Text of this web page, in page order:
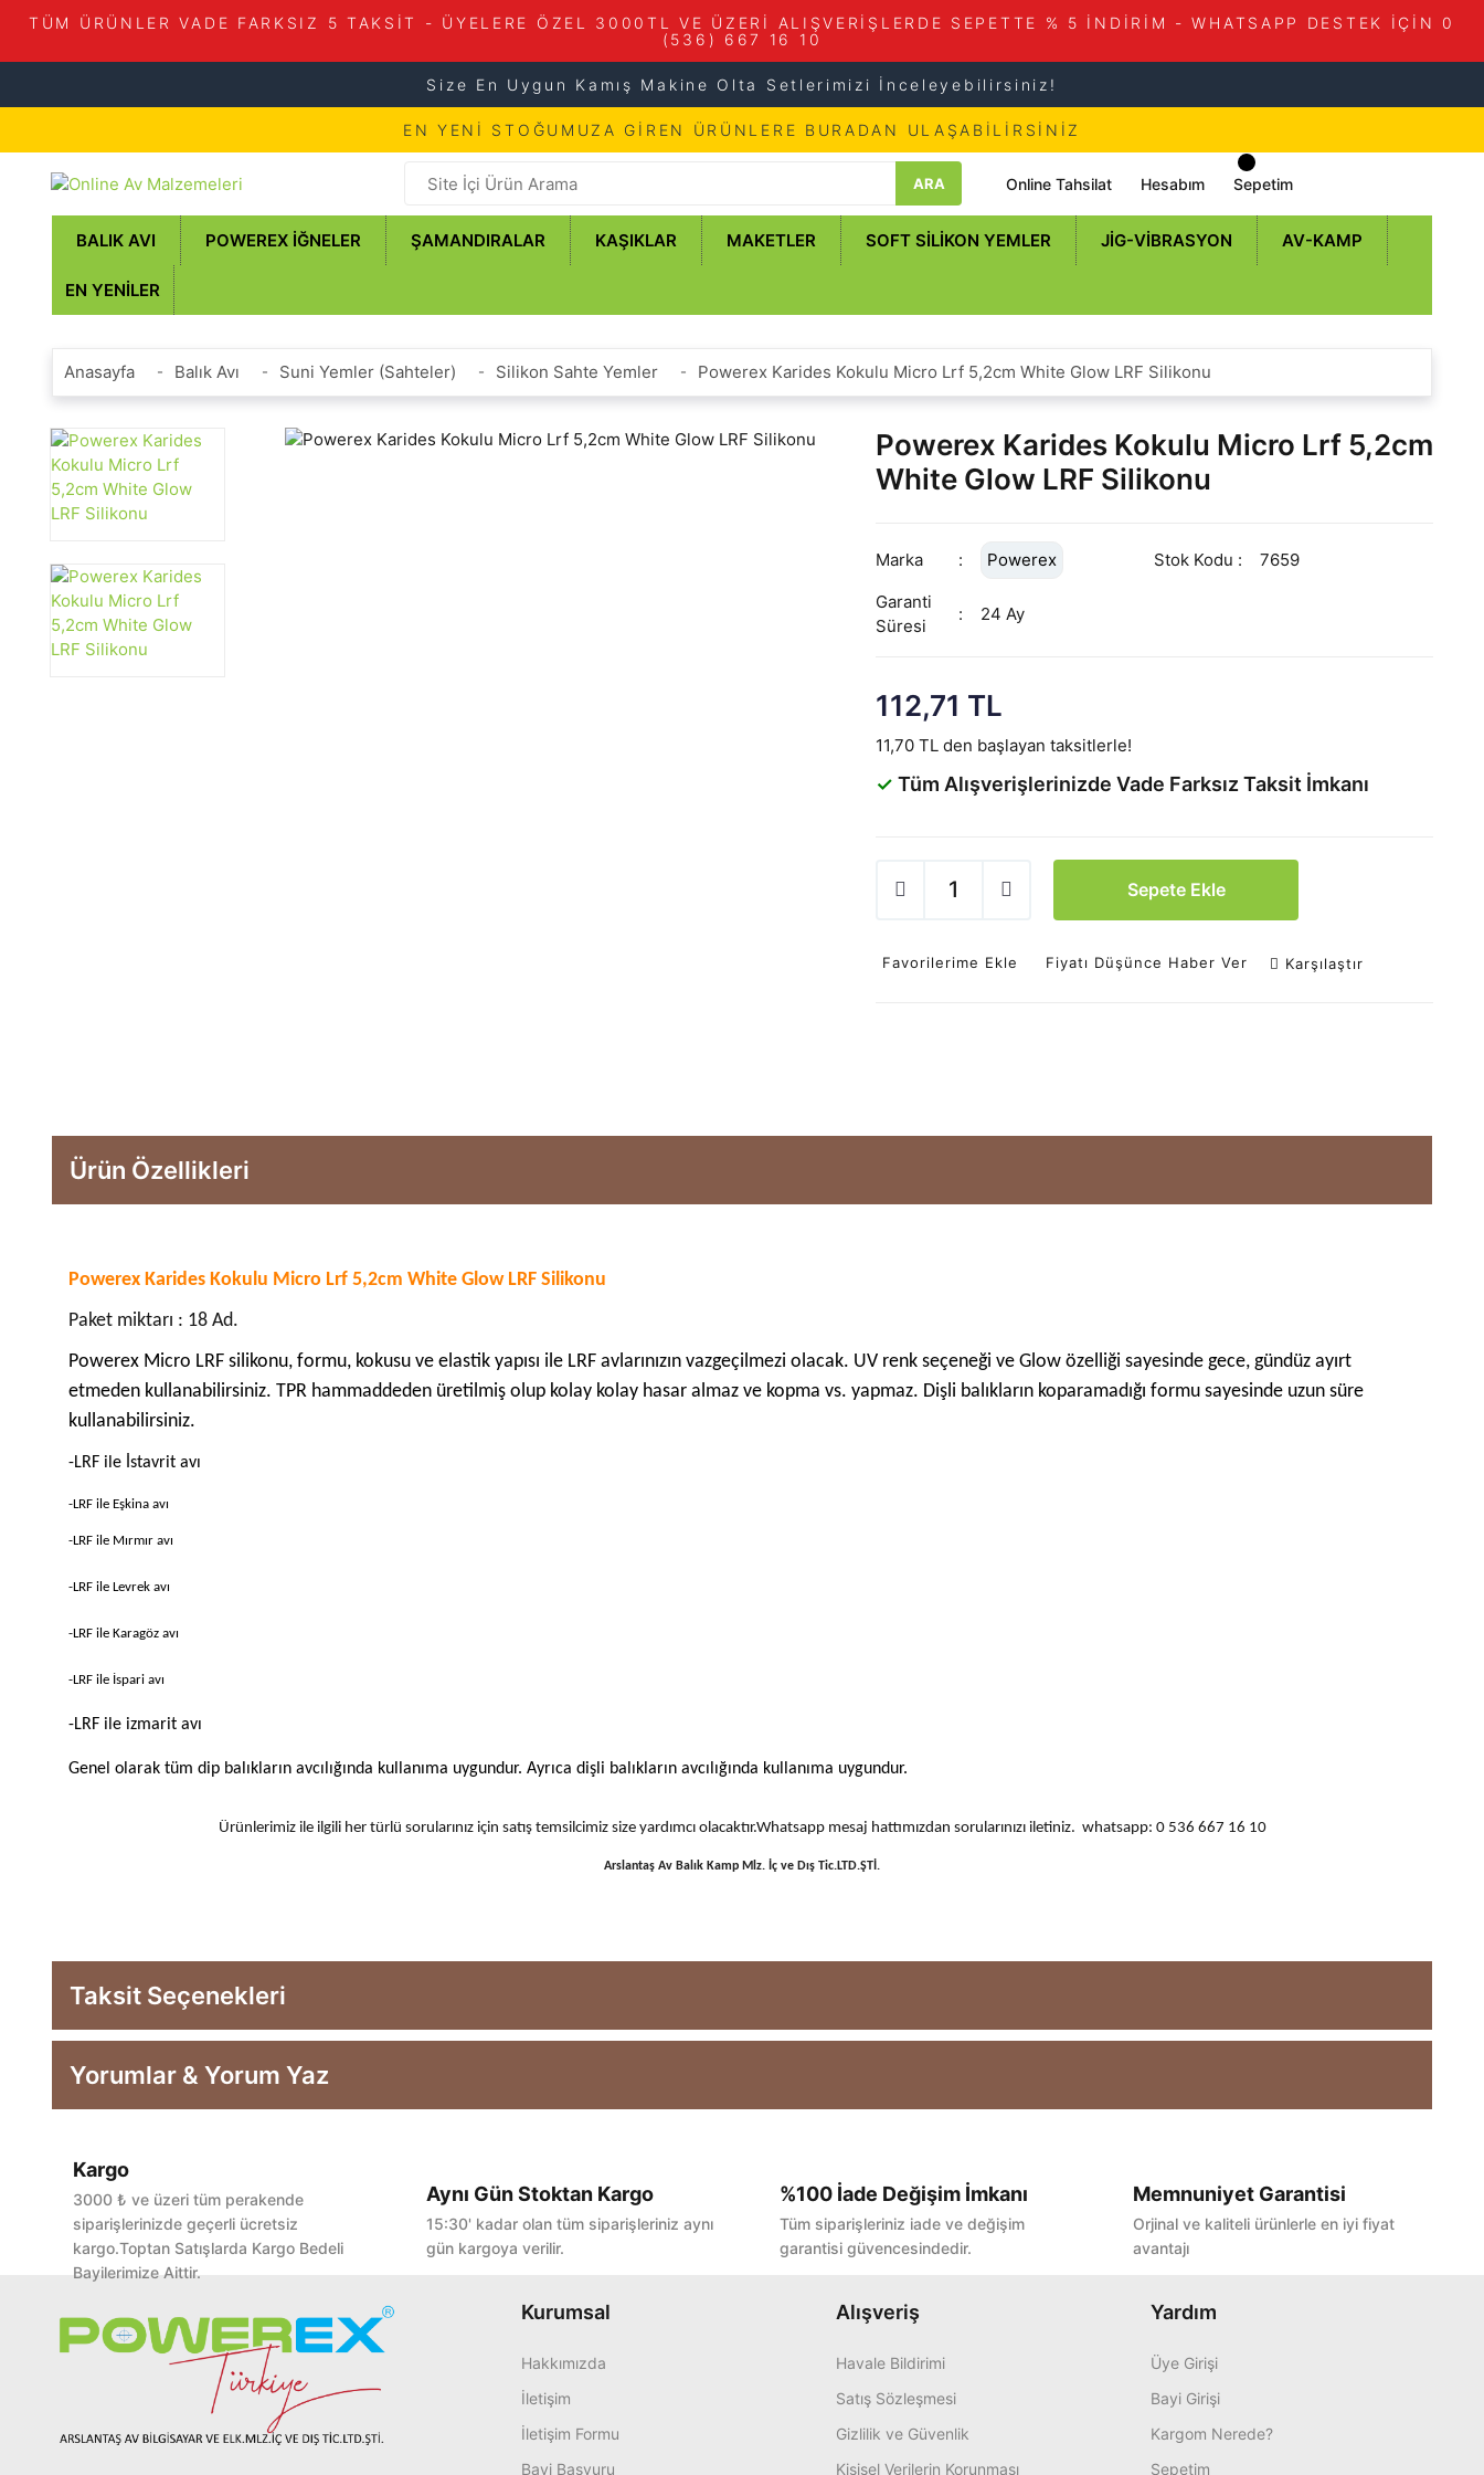
TÜM ÜRÜNLER VADE FARKSIZ 5 TAKSİT - ÜYELERE ÖZEL 3000TL VE ÜZERİ ALIŞVERİŞLERDE SEPETTE % 5 İNDİRİM - WHATSAPP DESTEK İÇİN 0
(536) 667 16 10
Size En Uygun Kamış Makine Olta Setlerimizi İnceleyebilirsiniz!
EN YENİ STOĞUMUZA GİREN ÜRÜNLERE BURADAN ULAŞABİLİRSİNİZ
ARA Online Tahsilat Hesabım Sepetim
BALIK AVI POWEREX İĞNELER ŞAMANDIRALAR KAŞIKLAR MAKETLER SOFT SILIKON YEMLER JIG-VIBRASYON AV-KAMP
EN YENILER
Anasayfa Balık Avı Suni Yemler (Sahteler) Silikon Sahte Yemler Powerex Karides Kokulu Micro Lrf 5,2cm White Glow LRF Silikonu
Powerex Karides Kokulu Micro Lrf 5,2cm
White Glow LRF Silikonu
Marka Powerex Stok Kodu
7659
Garanti
Süresi
24 Ay
112,71 TL
11,70 TL den başlayan taksitlerle!
✓ Tüm Alışverişlerinizde Vade Farksız Taksit İmkanı
Sepete Ekle
Favorilerime Ekle Fiyatı Düşünce Haber Ver Karşılaştır
Ürün Özellikleri
Powerex Karides Kokulu Micro Lrf 5,2cm White Glow LRF Silikonu
Paket miktarı : 18 Ad.
Powerex Micro LRF silikonu, formu, kokusu ve elastik yapısı ile LRF avlarınızın vazgeçilmezi olacak. UV renk seçeneği ve Glow özelliği sayesinde gece, gündüz ayırt
etmeden kullanabilirsiniz. TPR hammaddeden üretilmiş olup kolay kolay hasar almaz ve kopma vs. yapmaz. Dişli balıkların koparamadığı formu sayesinde uzun süre
kullanabilirsiniz.
-LRF ile İstavrit avı
-LRF ile Eşkina avı
-LRF ile Mırmır avı
-LRF ile Levrek avı
-LRF ile Karagöz avı
-LRF ile İspari avı
-LRF ile izmarit avı
Genel olarak tüm dip balıkların avcılığında kullanıma uygundur. Ayrıca dişli balıkların avcılığında kullanıma uygundur.
Ürünlerimiz ile ilgili her türlü sorularınız için satış temsilcimiz size yardımcı olacaktır.Whatsapp mesaj hattımızdan sorularınızı iletiniz. whatsapp: 0 536 667 16 10
Arslantaş Av Balık Kamp Mlz. İç ve Dış Tic.LTD.ŞTİ.
Taksit Seçenekleri
Yorumlar & Yorum Yaz
Bu ürüne ilk yorumu siz yapın!
Kargo
3000 ₺ ve üzeri tüm perakende
siparişlerinizde geçerli ücretsiz
kargo.Toptan Satışlarda Kargo Bedeli
Bayilerimize Aittir.
Aynı Gün Stoktan Kargo
15:30' kadar olan tüm siparişleriniz aynı
gün kargoya verilir.
%100 İade Değişim İmkanı
Tüm siparişleriniz iade ve değişim
garantisi güvencesindedir.
Memnuniyet Garantisi
Orjinal ve kaliteli ürünlerle en iyi fiyat
avantajı
Kurumsal
Hakkımızda
İletişim
İletişim Formu
Bayi Başvuru
Alışveriş
Havale Bildirimi
Satış Sözleşmesi
Gizlilik ve Güvenlik
Kişisel Verilerin Korunması
Yardım
Üye Girişi
Bayi Girişi
Kargom Nerede?
Sepetim